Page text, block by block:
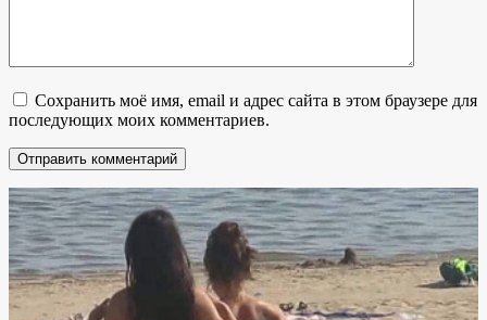
Сохранить моё имя, email и адрес сайта в этом браузере для
последующих моих комментариев.